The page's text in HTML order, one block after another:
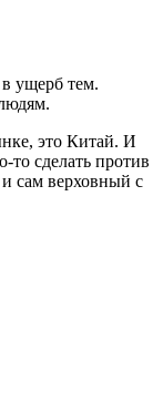
в ущерб тем.
это Китай. И
то сделать против
и сам верховный с